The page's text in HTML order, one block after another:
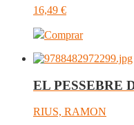
16,49 €
Comprar
EL PESSEBRE
RIUS, RAMON